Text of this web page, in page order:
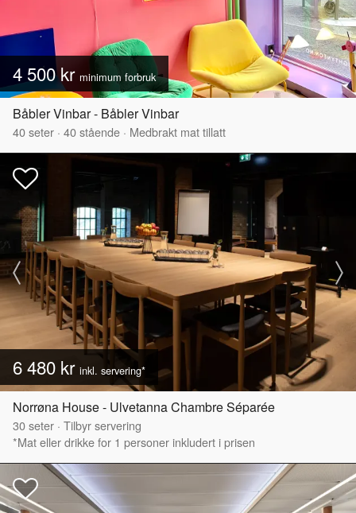
4 500 kr minimum forbruk
Båbler Vinbar - Båbler Vinbar
40seter · 40stående · Medbrakt mat tillatt
6 480 kr inkl. servering*
Norrøna House - Ulvetanna Chambre Séparée
30seter · Tilbyr servering
*Mat eller drikke for 1 personer inkludert i prisen